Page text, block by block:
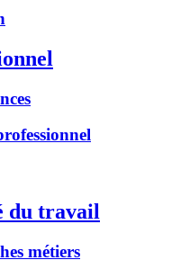
du travail
métiers